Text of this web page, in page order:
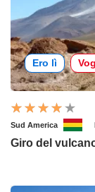
Ero lì
Sud America
Giro del